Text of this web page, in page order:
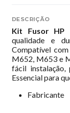
DESCRIÇÃO
Kit Fusor HP
qualidade e
Compatível
M652, M653 e
fácil
Essencial para
Fabricante